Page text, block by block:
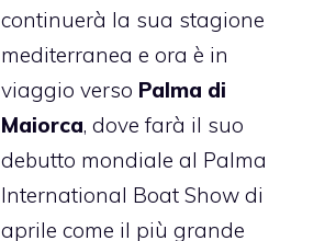
continuerà la sua stagione
mediterranea e ora è in
viaggio verso Palma di
Maiorca, dove farà il suo
debutto mondiale al Palma
International Boat Show di
aprile come il più grande